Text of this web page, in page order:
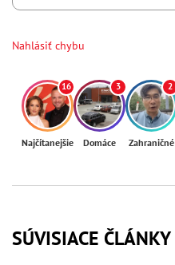
Nahlásiť chybu
16
Najčítanejšie
3
Domáce
2
Zahraničné
SÚVISIACE ČLÁNKY